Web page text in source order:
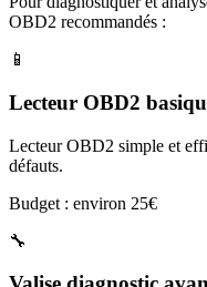
OBD2 recommandés :
📱
Lecteur OBD2
Lecteur OBD2 simple et
défauts.
Budget : environ 25€
🔧